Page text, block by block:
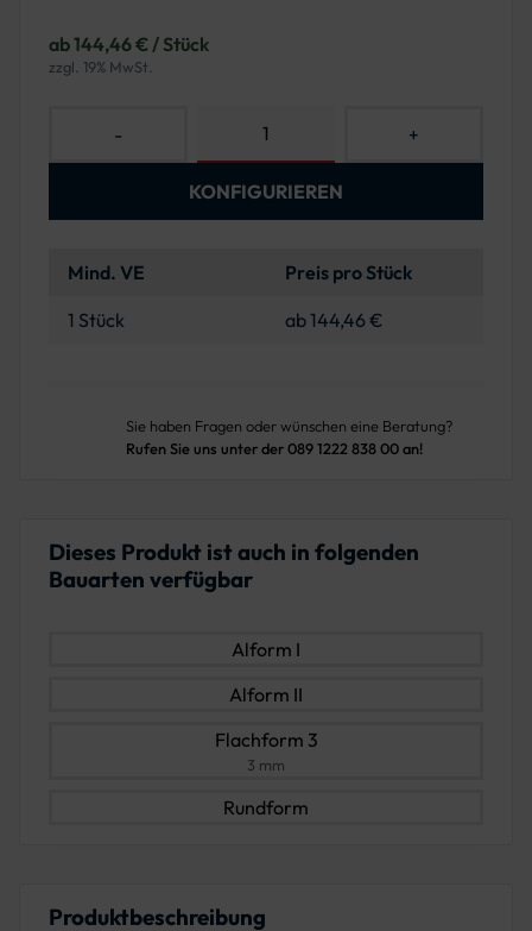
ab 144,46 € / Stück
zzgl. 19% MwSt.
- +
KONFIGURIEREN
Mind. VE
Preis pro Stück
1 Stück
ab 144,46 €
Sie haben Fragen oder wünschen eine Beratung?
Rufen Sie uns unter der 089 1222 838 00 an!
Dieses Produkt ist auch in folgenden
Bauarten verfügbar
Alform I
Alform II
Flachform 3
3 mm
Rundform
Produktbeschreibung